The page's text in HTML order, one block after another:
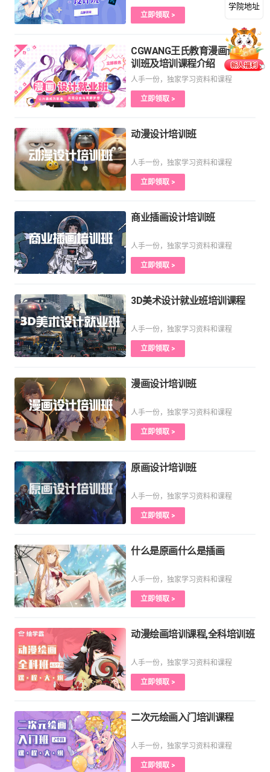
立即领取 >
CGWANG王氏教育漫画设计培
训班及培训课程介绍
人手一份，独家学习资料和课程
立即领取 >
动漫设计培训班
人手一份，独家学习资料和课程
立即领取 >
商业插画设计培训班
人手一份，独家学习资料和课程
立即领取 >
3D美术设计就业班培训课程
人手一份，独家学习资料和课程
立即领取 >
漫画设计培训班
人手一份，独家学习资料和课程
立即领取 >
原画设计培训班
人手一份，独家学习资料和课程
立即领取 >
什么是原画什么是插画
人手一份，独家学习资料和课程
立即领取 >
动漫绘画培训课程,全科培训班
人手一份，独家学习资料和课程
立即领取 >
二次元绘画入门培训课程
人手一份，独家学习资料和课程
立即领取 >
学院地址